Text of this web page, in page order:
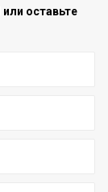
или оставьте